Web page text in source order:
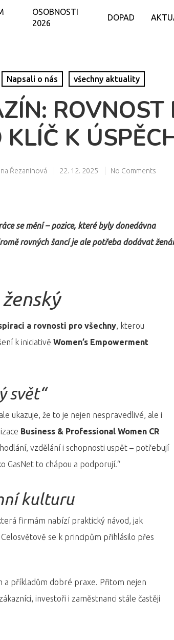
OSOBNOSTI
2026
DOPAD
Napsali o nás všechny aktuality
ROVNOST
KLÍČ K
Řezaninová 22. 12. 2025 No Comments
se mění – pozice, které byly donedávna
rovných šancí je ale potřeba dodávat
a rovnosti pro všechny, kterou
k iniciativě Women’s Empowerment
svět“
ukazuje, že to je nejen nespravedlivé, ale i
Business & Professional Women CR
vzdělání i schopnosti uspět – potřebují
GasNet to chápou a podporují.“
kulturu
firmám nabízí praktický návod, jak
se k principům přihlásilo přes
a příkladům dobré praxe. Přitom nejen
investoři i zaměstnanci stále častěji